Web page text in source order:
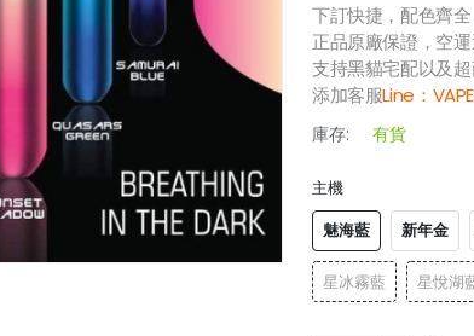
下訂快捷，配色齊
正品原廠保證，空運
支持黑貓宅配以及
添加客服Line：
庫存: 有貨
主機
魅海藍 新年金
星冰霧藍 星悅湖